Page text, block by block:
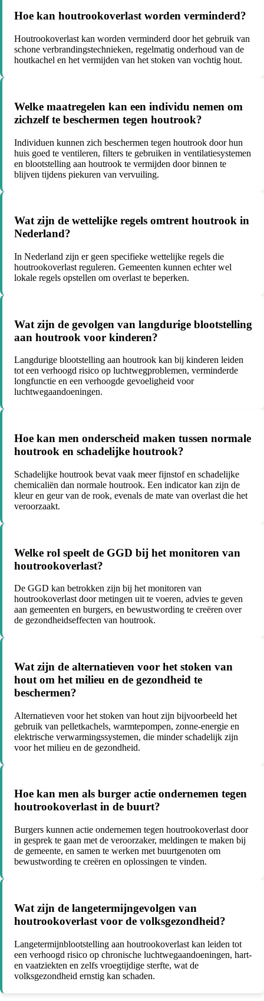
Hoe kan houtrookoverlast worden verminderd?
Houtrookoverlast kan worden verminderd door het gebruik van
schone verbrandingstechnieken, regelmatig onderhoud van de
houtkachel en het vermijden van het stoken van vochtig hout.
Welke maatregelen kan een individu nemen om
zichzelf te beschermen tegen houtrook?
Individuen kunnen zich beschermen tegen houtrook door hun
huis goed te ventileren, filters te gebruiken in ventilatiesystemen
en blootstelling aan houtrook te vermijden door binnen te
blijven tijdens piekuren van vervuiling.
Wat zijn de wettelijke regels omtrent houtrook in
Nederland?
In Nederland zijn er geen specifieke wettelijke regels die
houtrookoverlast reguleren. Gemeenten kunnen echter wel
lokale regels opstellen om overlast te beperken.
Wat zijn de gevolgen van langdurige blootstelling
aan houtrook voor kinderen?
Langdurige blootstelling aan houtrook kan bij kinderen leiden
tot een verhoogd risico op luchtwegproblemen, verminderde
longfunctie en een verhoogde gevoeligheid voor
luchtwegaandoeningen.
Hoe kan men onderscheid maken tussen normale
houtrook en schadelijke houtrook?
Schadelijke houtrook bevat vaak meer fijnstof en schadelijke
chemicaliën dan normale houtrook. Een indicator kan zijn de
kleur en geur van de rook, evenals de mate van overlast die het
veroorzaakt.
Welke rol speelt de GGD bij het monitoren van
houtrookoverlast?
De GGD kan betrokken zijn bij het monitoren van
houtrookoverlast door metingen uit te voeren, advies te geven
aan gemeenten en burgers, en bewustwording te creëren over
de gezondheidseffecten van houtrook.
Wat zijn de alternatieven voor het stoken van
hout om het milieu en de gezondheid te
beschermen?
Alternatieven voor het stoken van hout zijn bijvoorbeeld het
gebruik van pelletkachels, warmtepompen, zonne-energie en
elektrische verwarmingssystemen, die minder schadelijk zijn
voor het milieu en de gezondheid.
Hoe kan men als burger actie ondernemen tegen
houtrookoverlast in de buurt?
Burgers kunnen actie ondernemen tegen houtrookoverlast door
in gesprek te gaan met de veroorzaker, meldingen te maken bij
de gemeente, en samen te werken met buurtgenoten om
bewustwording te creëren en oplossingen te vinden.
Wat zijn de langetermijngevolgen van
houtrookoverlast voor de volksgezondheid?
Langetermijnblootstelling aan houtrookoverlast kan leiden tot
een verhoogd risico op chronische luchtwegaandoeningen, hart-
en vaatziekten en zelfs vroegtijdige sterfte, wat de
volksgezondheid ernstig kan schaden.